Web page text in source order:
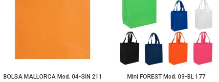
BOLSA MALLORCA Mod. 04-SIN 211 Mini FOREST Mod. 03-BL 177